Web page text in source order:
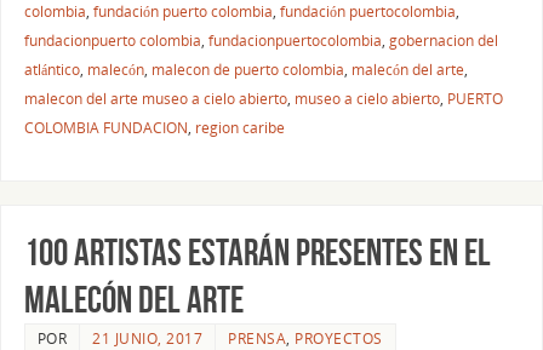
colombia, fundación puerto colombia, fundación puertocolombia,
fundacionpuerto colombia, fundacionpuertocolombia, gobernacion del
atlántico, malecón, malecon de puerto colombia, malecón del arte,
malecon del arte museo a cielo abierto, museo a cielo abierto, PUERTO
COLOMBIA FUNDACION, region caribe
100 ARTISTAS ESTARÁN PRESENTES EN EL
MALECÓN DEL ARTE
POR 21 JUNIO, 2017 PRENSA, PROYECTOS